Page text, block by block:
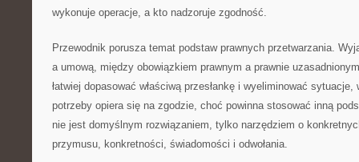
wykonuje operacje, a kto nadzoruje zgodność.
Przewodnik porusza temat podstaw prawnych przetwarzania.
a umową, między obowiązkiem prawnym a prawnie
łatwiej dopasować właściwą przesłankę i wyeliminować
potrzeby opiera się na zgodzie, choć powinna stosować inną
nie jest domyślnym rozwiązaniem, tylko narzędziem o
przymusu, konkretności, świadomości i odwołania.